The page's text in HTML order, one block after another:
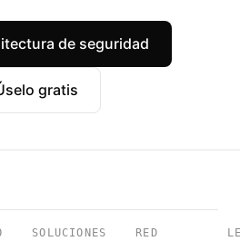
de seguridad
gratis
SOLUCIONES RED